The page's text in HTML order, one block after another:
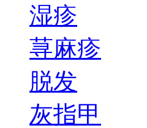
湿疹
荨麻疹
脱发
灰指甲